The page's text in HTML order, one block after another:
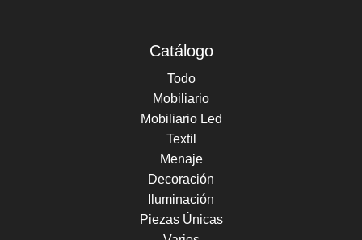
Catálogo
Todo
Mobiliario
Mobiliario Led
Textil
Menaje
Decoración
Iluminación
Piezas Únicas